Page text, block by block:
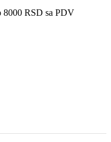
8000 RSD sa PDV